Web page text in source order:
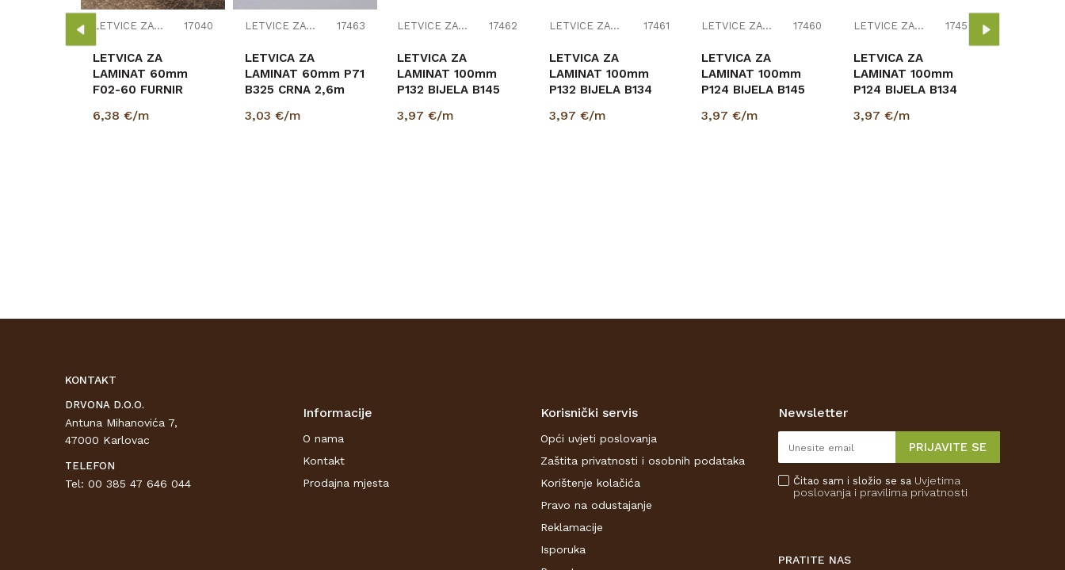
LETVICE ZA LAMINAT 17040
LETVICA ZA
LAMINAT 60mm
F02-60 FURNIR
6,38 €/m
LETVICE ZA LAMINAT 17463
LETVICA ZA
LAMINAT 60mm P71
B325 CRNA 2,6m
3,03 €/m
LETVICE ZA LAMINAT 17462
LETVICA ZA
LAMINAT 100mm
P132 BIJELA B145
(PRIPREMLJENA ZA
3,97 €/m
LETVICE ZA LAMINAT 17461
LETVICA ZA
LAMINAT 100mm
P132 BIJELA B134
3,97 €/m
LETVICE ZA LAMINAT 17460
LETVICA ZA
LAMINAT 100mm
P124 BIJELA B145
PRESTIGE
3,97 €/m
LETVICE ZA LAMINAT 17459
LETVICA ZA
LAMINAT 100mm
P124 BIJELA B134
PRESTIGE
3,97 €/m
KONTAKT
DRVONA D.O.O.
Antuna Mihanovića 7,
47000 Karlovac
TELEFON
Tel: 00 385 47 646 044
Informacije
O nama
Kontakt
Prodajna mjesta
Korisnički servis
Opći uvjeti poslovanja
Zaštita privatnosti i osobnih podataka
Korištenje kolačića
Pravo na odustajanje
Reklamacije
Isporuka
Newsletter
PRIJAVITE SE
Čitao sam i složio se sa Uvjetima
poslovanja i pravilima privatnosti
PRATITE NAS